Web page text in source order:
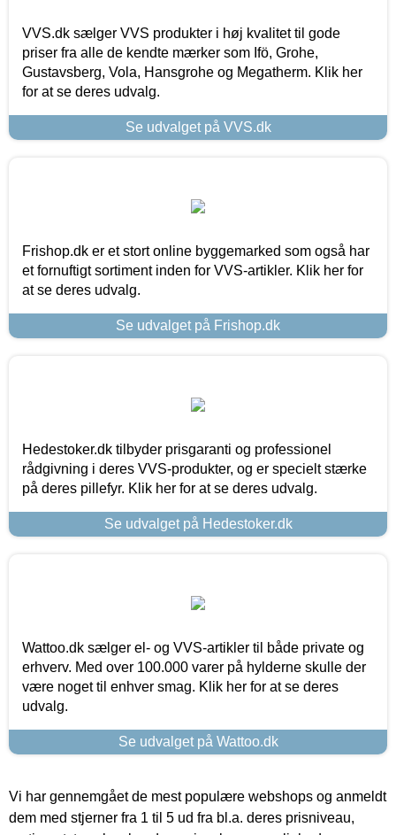
VVS.dk sælger VVS produkter i høj kvalitet til gode
priser fra alle de kendte mærker som Ifö, Grohe,
Gustavsberg, Vola, Hansgrohe og Megatherm. Klik her
for at se deres udvalg.
Se udvalget på VVS.dk
Frishop.dk er et stort online byggemarked som også har
et fornuftigt sortiment inden for VVS-artikler. Klik her for
at se deres udvalg.
Se udvalget på Frishop.dk
Hedestoker.dk tilbyder prisgaranti og professionel
rådgivning i deres VVS-produkter, og er specielt stærke
på deres pillefyr. Klik her for at se deres udvalg.
Se udvalget på Hedestoker.dk
Wattoo.dk sælger el- og VVS-artikler til både private og
erhverv. Med over 100.000 varer på hylderne skulle der
være noget til enhver smag. Klik her for at se deres
udvalg.
Se udvalget på Wattoo.dk
Vi har gennemgået de mest populære webshops og anmeldt
dem med stjerner fra 1 til 5 ud fra bl.a. deres prisniveau,